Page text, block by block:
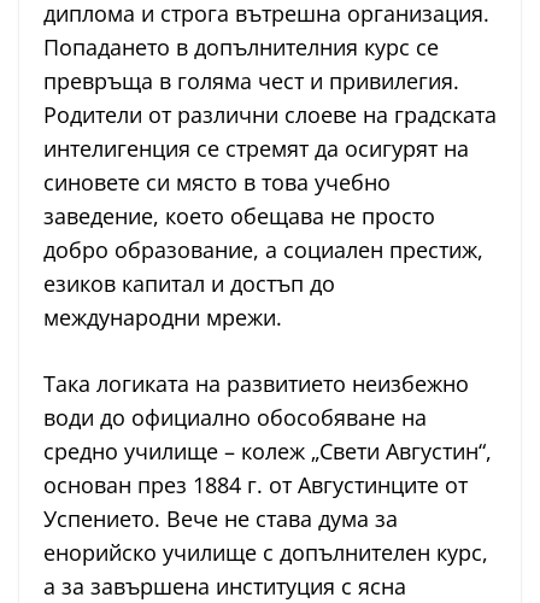
диплома и строга вътрешна организация.
Попадането в допълнителния курс се
превръща в голяма чест и привилегия.
Родители от различни слоеве на градската
интелигенция се стремят да осигурят на
синовете си място в това учебно
заведение, което обещава не просто
добро образование, а социален престиж,
езиков капитал и достъп до
международни мрежи.
Така логиката на развитието неизбежно
води до официално обособяване на
средно училище – колеж „Свети Августин“,
основан през 1884 г. от Августинците от
Успението. Вече не става дума за
енорийско училище с допълнителен курс,
а за завършена институция с ясна